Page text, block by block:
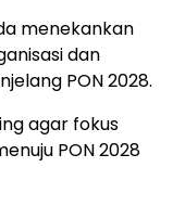
menekankan
dan
PON 2028.
agar fokus
PON 2028